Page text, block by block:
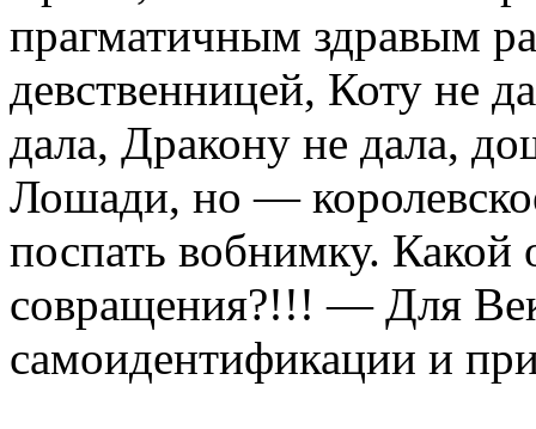
прагматичным здравым
девственницей, Коту не
дала, Дракону не дала,
Лошади, но —
поспать вобнимку. Какой
совращения?!!! — Для
самоидентификации и